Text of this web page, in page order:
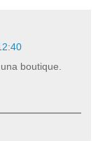
boutique.